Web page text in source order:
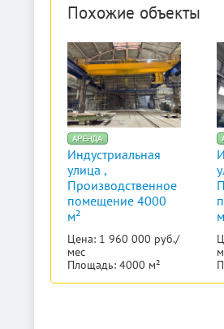
Похожие объекты
Индустриальная
улица ,
Производственное
помещение 4000
м²
Цена: 1 960 000 руб./
мес
Площадь: 4000 м²